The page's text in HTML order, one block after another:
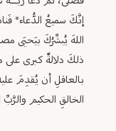
إنَّكَ سميعُ الدُّعاء*
ذلكَ دلالةٌ كبرى على
بالعاقلِ أن يُقدِمَ
الخالقِ الحكيم والرَّبِّ